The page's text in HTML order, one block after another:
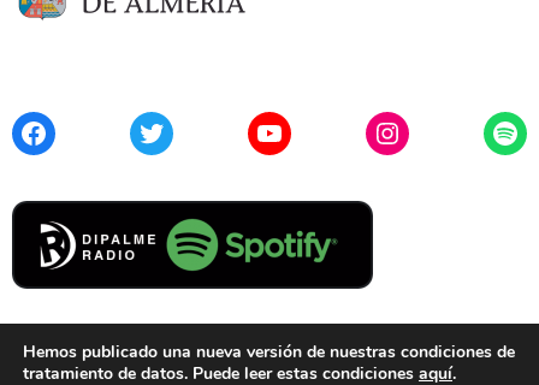
FacebookTwitter YouTubeInstagram
Hemos publicado una nueva versión de nuestras condiciones de
tratamiento de datos. Puede leer estas condiciones aquí.